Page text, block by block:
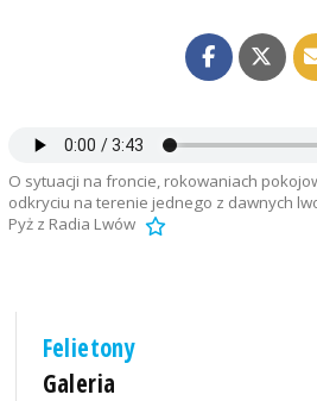
O sytuacji na froncie, rokowaniach
odkryciu na terenie jednego z dawnych
Pyż z Radia Lwów
Felietony
Galeria